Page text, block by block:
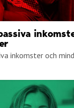
inkomster och